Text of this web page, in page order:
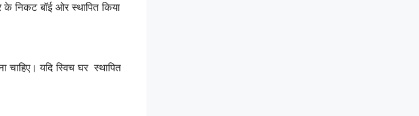
के निकट बॉई ओर स्थापित किया
चाहिए। यदि स्विच घर स्थापित